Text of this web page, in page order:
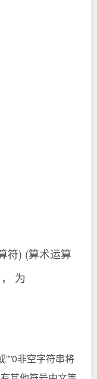
符) (算术运算
为
””0非空字符串将